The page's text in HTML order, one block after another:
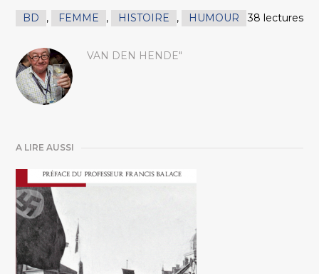
BD , FEMME , HISTOIRE , HUMOUR 38 lectures
VAN DEN HENDE"
A LIRE AUSSI